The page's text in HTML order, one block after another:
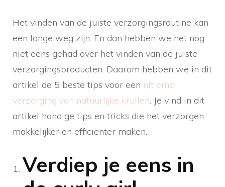
Het vinden van de juiste verzorgingsroutine kan
een lange weg zijn. En dan hebben we het nog
niet eens gehad over het vinden van de juiste
verzorgingsproducten. Daarom hebben we in dit
artikel de 5 beste tips voor een ultieme
verzorging van natuurlijke krullen. Je vind in dit
artikel handige tips en tricks die het verzorgen
makkelijker en efficiënter maken.
Verdiep je eens in